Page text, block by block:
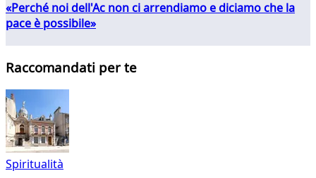
«Perché noi dell'Ac non ci arrendiamo e diciamo che la
pace è possibile»
Raccomandati per te
Spiritualità